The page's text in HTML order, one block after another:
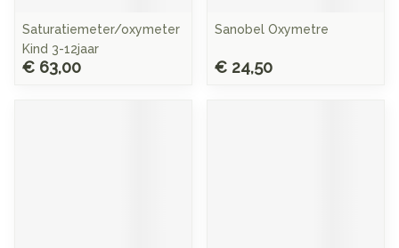
Saturatiemeter/oxymeter
Kind 3-12jaar
€ 63,00
Sanobel Oxymetre
€ 24,50